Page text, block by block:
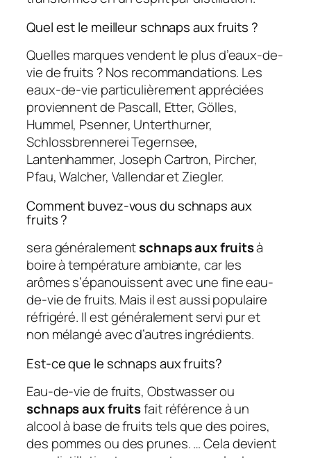
Quel est le meilleur schnaps aux fruits ?
Quelles marques vendent le plus d’eaux-de-
vie de fruits ? Nos recommandations. Les
eaux-de-vie particulièrement appréciées
proviennent de Pascall, Etter, Gölles,
Hummel, Psenner, Unterthurner,
Schlossbrennerei Tegernsee,
Lantenhammer, Joseph Cartron, Pircher,
Pfau, Walcher, Vallendar et Ziegler.
Comment buvez-vous du schnaps aux
fruits ?
sera généralementschnaps aux fruitsà
boire à température ambiante, car les
arômes s’épanouissent avec une fine eau-
de-vie de fruits. Mais il est aussi populaire
réfrigéré. Il est généralement servi pur et
non mélangé avec d’autres ingrédients.
Est-ce que le schnaps aux fruits?
Eau-de-vie de fruits, Obstwasser ou
schnaps aux fruitsfait référence à un
alcool à base de fruits tels que des poires,
des pommes ou des prunes. … Cela devient